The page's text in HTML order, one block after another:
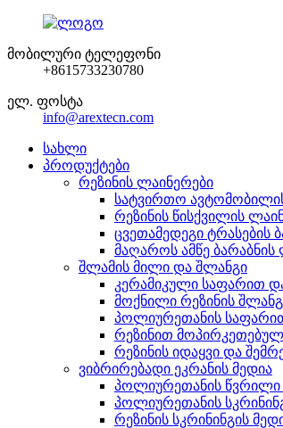
მობილური ტელეფონი
+8615733230780
ელ. ფოსტა
info@arextecn.com
სახლი
პროდუქტები
რეზინის ლაინერები
სატვირთო
რეზინის წისქვილის
ცვეთამედეგი ტრასების
მაღაროს ამწე ბარაბნის
შლამის მილი და შლანგი
კერამიკული საფარით
მოქნილი რეზინის
პოლიურეთანის
რეზინით
რეზინის იდაყვი და
ვიბრირებადი ეკრანის მედია
პოლიურეთანის წვრილი
პოლიურეთანის
რეზინის სკრინინგის